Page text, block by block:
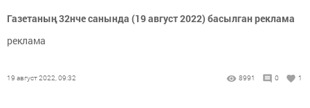
Газетаның 32нче санында (19 август 2022) басылган реклама
реклама
19 август 2022, 09:32 8991 0 1